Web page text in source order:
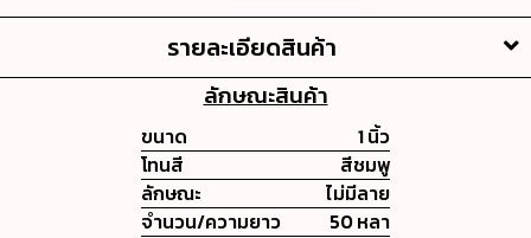
รายละเอียดสินค้า
ลักษณะสินค้า
ขนาด
1 นิ้ว
โทนสี
สีชมพู
ลักษณะ
ไม่มีลาย
จำนวน/ความยาว
50 หลา